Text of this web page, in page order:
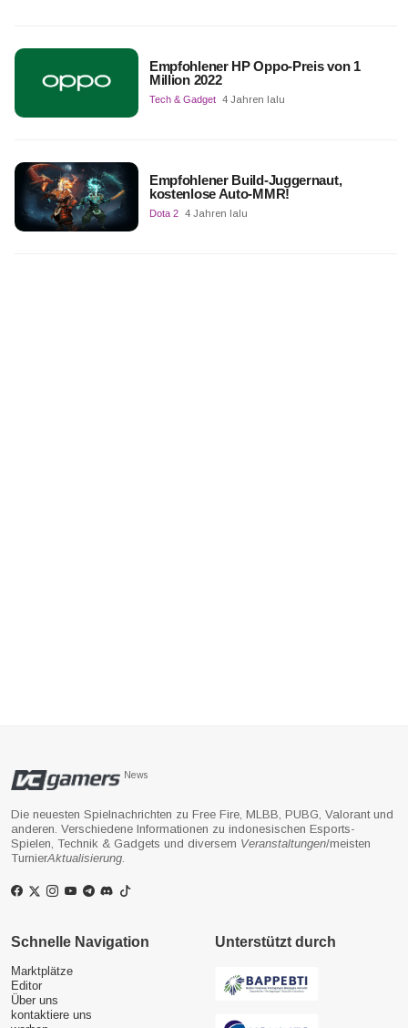
Empfohlener HP Oppo-Preis von 1
Million 2022
Tech & Gadget 4 Jahren lalu
Empfohlener Build-Juggernaut,
kostenlose Auto-MMR!
Dota 2 4 Jahren lalu
News
Die neuesten Spielnachrichten zu Free Fire, MLBB, PUBG, Valorant und
anderen. Verschiedene Informationen zu indonesischen Esports-
Spielen, Technik & Gadgets und diversem Veranstaltungen/meisten
TurnierAktualisierung.
Schnelle Navigation
Marktplätze
Editor
Über uns
kontaktiere uns
Unterstützt durch